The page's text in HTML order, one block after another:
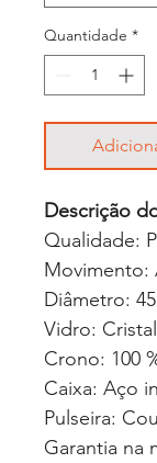
Quantidade *
Descrição
Qualidade:
Movimento:
Diâmetro:
Vidro:
Crono: 100
Caixa: Aço
Pulseira:
Garantia na